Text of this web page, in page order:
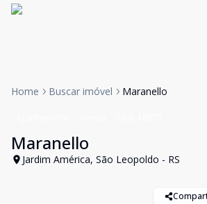
Home Buscar imóvel Maranello
Maranello
Jardim América, São Leopoldo - RS